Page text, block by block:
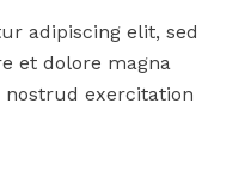
adipiscing elit, sed
et dolore magna
exercitation